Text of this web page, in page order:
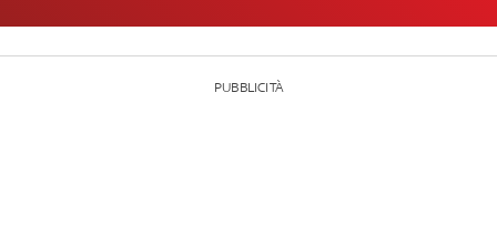
PUBBLICITÀ